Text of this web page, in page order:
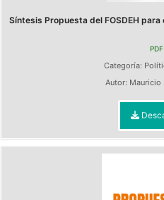
Síntesis Propuesta del FOSDEH
PDF
Categoría:
Autor: Mauricio